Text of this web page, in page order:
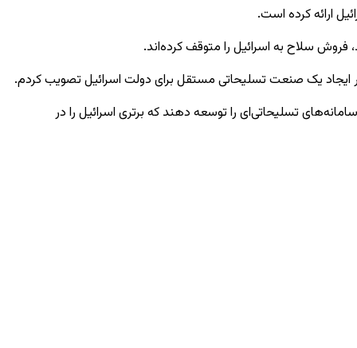
سلاح به اسرائیل را متوقف کرده‌اند.
تسلیحاتی‌ای را توسعه دهند که برتری اسرائیل را در